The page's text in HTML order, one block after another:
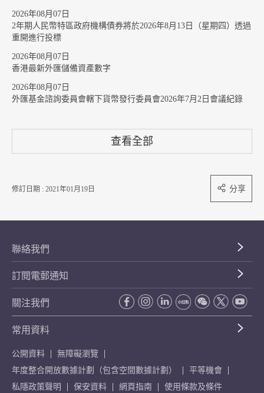
2026年08月07日
2年期人民幣特區政府機構債券將於2026年8月13日（星期四）透過
重開進行投標
2026年08月07日
香港最新外匯儲備資產數字
2026年08月07日
外匯基金諮詢委員會轄下貨幣發行委員會2026年7月2日會議紀錄
查看全部
修訂日期 : 2021年01月19日 分享
聯絡我們
訂閱電郵通知
關注我們
常用資料
公開資料
無障礙瀏覽
年度整合開放數據計劃（包含空間數據計劃）
平等機會
私隱政策聲明
保安資料 網頁指南 使用條款及條件